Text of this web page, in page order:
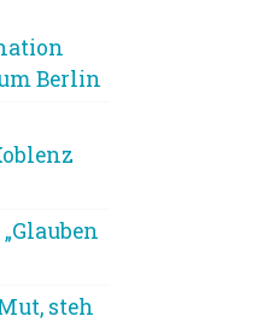
Berlin
steh